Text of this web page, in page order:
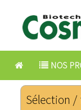
NOS
Sélection